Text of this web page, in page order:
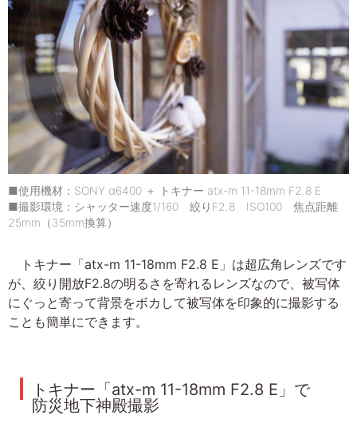
■使用機材：SONY α6400 ＋ トキナー atx-m 11-18mm F2.8 E
■撮影環境：シャッター速度1/160 絞りF2.8 ISO100 焦点距離
25mm（35mm換算）
トキナー「atx-m 11-18mm F2.8 E」は超広角レンズです
が、絞り開放F2.8の明るさを寄れるレンズなので、被写体
にぐっと寄って背景をボカして被写体を印象的に撮影する
ことも簡単にできます。
トキナー「atx-m 11-18mm F2.8 E」で
防災地下神殿撮影